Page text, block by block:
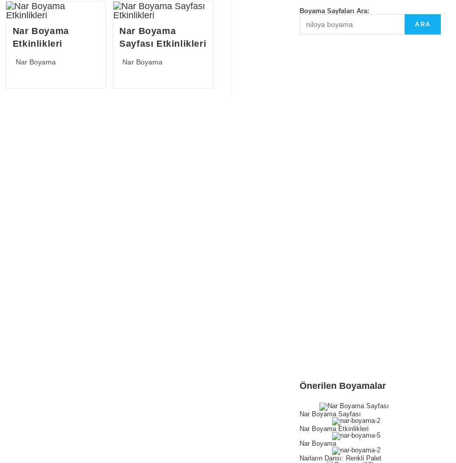
Nar Boyama
Etkinlikleri
Post
Nar Boyama
Nar Boyama
Sayfası Etkinlikleri
Post
Nar Boyama
Boyama Sayfaları Ara:
ARA
Önerilen Boyamalar
Nar Boyama Sayfası
Nar Boyama Etkinlikleri
Nar Boyama
Narların Dansı: Renkli Palet